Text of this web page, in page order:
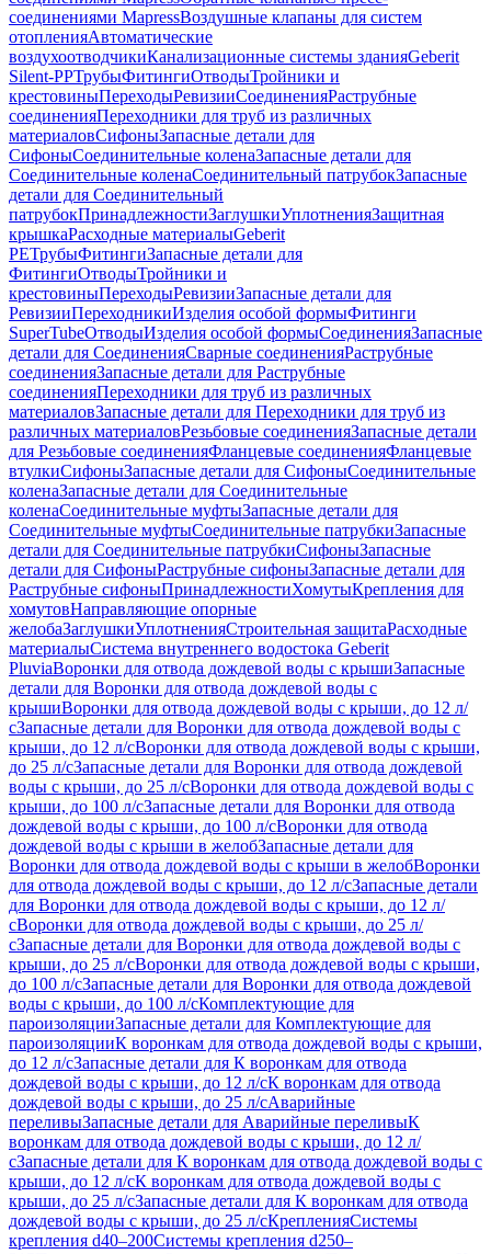
соединениями MapressВоздушные клапаны для систем
отопленияАвтоматические
воздухоотводчикиКанализационные системы зданияGeberit
Silent-PPТрубыФитингиОтводыТройники и
крестовиныПереходыРевизииСоединенияРаструбные
соединенияПереходники для труб из различных
материаловСифоныЗапасные детали для
СифоныСоединительные коленаЗапасные детали для
Соединительные коленаСоединительный патрубокЗапасные
детали для Соединительный
патрубокПринадлежностиЗаглушкиУплотненияЗащитная
крышкаРасходные материалыGeberit
PEТрубыФитингиЗапасные детали для
ФитингиОтводыТройники и
крестовиныПереходыРевизииЗапасные детали для
РевизииПереходникиИзделия особой формыФитинги
SuperTubeОтводыИзделия особой формыСоединенияЗапасные
детали для СоединенияСварные соединенияРаструбные
соединенияЗапасные детали для Раструбные
соединенияПереходники для труб из различных
материаловЗапасные детали для Переходники для труб из
различных материаловРезьбовые соединенияЗапасные детали
для Резьбовые соединенияФланцевые соединенияФланцевые
втулкиСифоныЗапасные детали для СифоныСоединительные
коленаЗапасные детали для Соединительные
коленаСоединительные муфтыЗапасные детали для
Соединительные муфтыСоединительные патрубкиЗапасные
детали для Соединительные патрубкиСифоныЗапасные
детали для СифоныРаструбные сифоныЗапасные детали для
Раструбные сифоныПринадлежностиХомутыКрепления для
хомутовНаправляющие опорные
желобаЗаглушкиУплотненияСтроительная защитаРасходные
материалыСистема внутреннего водостока Geberit
PluviaВоронки для отвода дождевой воды с крышиЗапасные
детали для Воронки для отвода дождевой воды с
крышиВоронки для отвода дождевой воды с крыши, до 12 л/
сЗапасные детали для Воронки для отвода дождевой воды с
крыши, до 12 л/сВоронки для отвода дождевой воды с крыши,
до 25 л/сЗапасные детали для Воронки для отвода дождевой
воды с крыши, до 25 л/сВоронки для отвода дождевой воды с
крыши, до 100 л/сЗапасные детали для Воронки для отвода
дождевой воды с крыши, до 100 л/сВоронки для отвода
дождевой воды с крыши в желобЗапасные детали для
Воронки для отвода дождевой воды с крыши в желобВоронки
для отвода дождевой воды с крыши, до 12 л/сЗапасные детали
для Воронки для отвода дождевой воды с крыши, до 12 л/
сВоронки для отвода дождевой воды с крыши, до 25 л/
сЗапасные детали для Воронки для отвода дождевой воды с
крыши, до 25 л/сВоронки для отвода дождевой воды с крыши,
до 100 л/сЗапасные детали для Воронки для отвода дождевой
воды с крыши, до 100 л/сКомплектующие для
пароизоляцииЗапасные детали для Комплектующие для
пароизоляцииК воронкам для отвода дождевой воды с крыши,
до 12 л/сЗапасные детали для К воронкам для отвода
дождевой воды с крыши, до 12 л/сК воронкам для отвода
дождевой воды с крыши, до 25 л/сАварийные
переливыЗапасные детали для Аварийные переливыК
воронкам для отвода дождевой воды с крыши, до 12 л/
сЗапасные детали для К воронкам для отвода дождевой воды с
крыши, до 12 л/сК воронкам для отвода дождевой воды с
крыши, до 25 л/сЗапасные детали для К воронкам для отвода
дождевой воды с крыши, до 25 л/сКрепленияСистемы
крепления d40–200Системы крепления d250–